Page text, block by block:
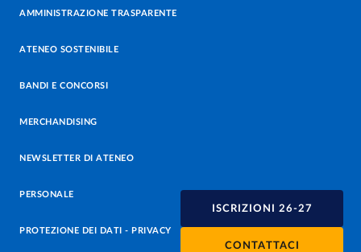
ISCRIZIONI 26-27
CONTATTACI
AMMINISTRAZIONE TRASPARENTE
ATENEO SOSTENIBILE
BANDI E CONCORSI
MERCHANDISING
NEWSLETTER DI ATENEO
PERSONALE
PROTEZIONE DEI DATI - PRIVACY